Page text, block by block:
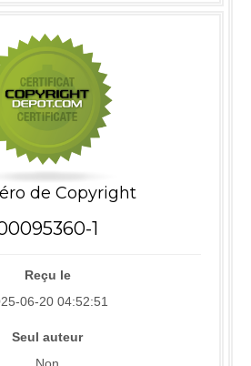
de Copyright
1
Reçu le
06-20 04:52:51
Seul auteur